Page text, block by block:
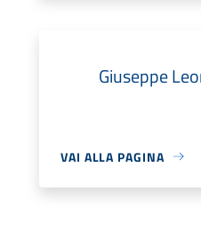
Giuseppe
VAI ALLA PAGINA